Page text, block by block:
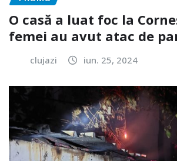
O casă a luat foc la
femei au avut atac de
clujazi iun. 25, 2024